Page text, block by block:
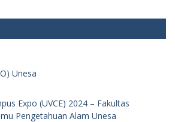
Unesa
Expo (UVCE) 2024 – Fakultas
Pengetahuan Alam Unesa